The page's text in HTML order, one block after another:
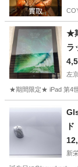
★
ラ
左
★期間限定★ iPad 第4
名古屋市
ド
新